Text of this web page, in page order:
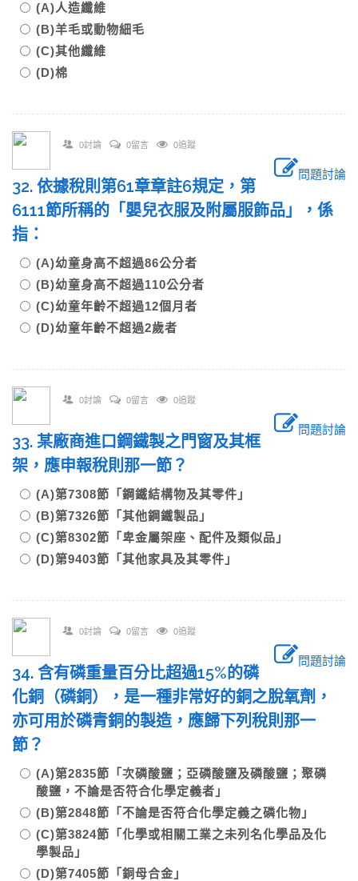
(A)人造纖維
(B)羊毛或動物細毛
(C)其他纖維
(D)棉
0討論 0留言 0追蹤
問題討論
32. 依據稅則第61章章註6規定，第
6111節所稱的「嬰兒衣服及附屬服飾品」，係
指：
(A)幼童身高不超過86公分者
(B)幼童身高不超過110公分者
(C)幼童年齡不超過12個月者
(D)幼童年齡不超過2歲者
0討論 0留言 0追蹤
問題討論
33. 某廠商進口鋼鐵製之門窗及其框
架，應申報稅則那一節？
(A)第7308節「鋼鐵結構物及其零件」
(B)第7326節「其他鋼鐵製品」
(C)第8302節「卑金屬架座、配件及類似品」
(D)第9403節「其他家具及其零件」
0討論 0留言 0追蹤
問題討論
34. 含有磷重量百分比超過15%的磷
化銅（磷銅），是一種非常好的銅之脫氧劑，
亦可用於磷青銅的製造，應歸下列稅則那一
節？
(A)第2835節「次磷酸鹽；亞磷酸鹽及磷酸鹽；聚磷
酸鹽，不論是否符合化學定義者」
(B)第2848節「不論是否符合化學定義之磷化物」
(C)第3824節「化學或相關工業之未列名化學品及化
學製品」
(D)第7405節「銅母合金」